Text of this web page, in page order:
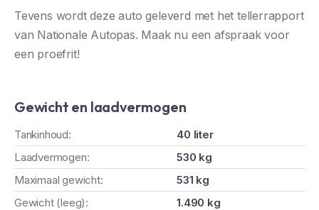
Tevens wordt deze auto geleverd met het tellerrapport
van Nationale Autopas. Maak nu een afspraak voor
een proefrit!
Gewicht en laadvermogen
Tankinhoud:
40 liter
Laadvermogen:
530 kg
Maximaal gewicht:
531 kg
Gewicht (leeg):
1.490 kg